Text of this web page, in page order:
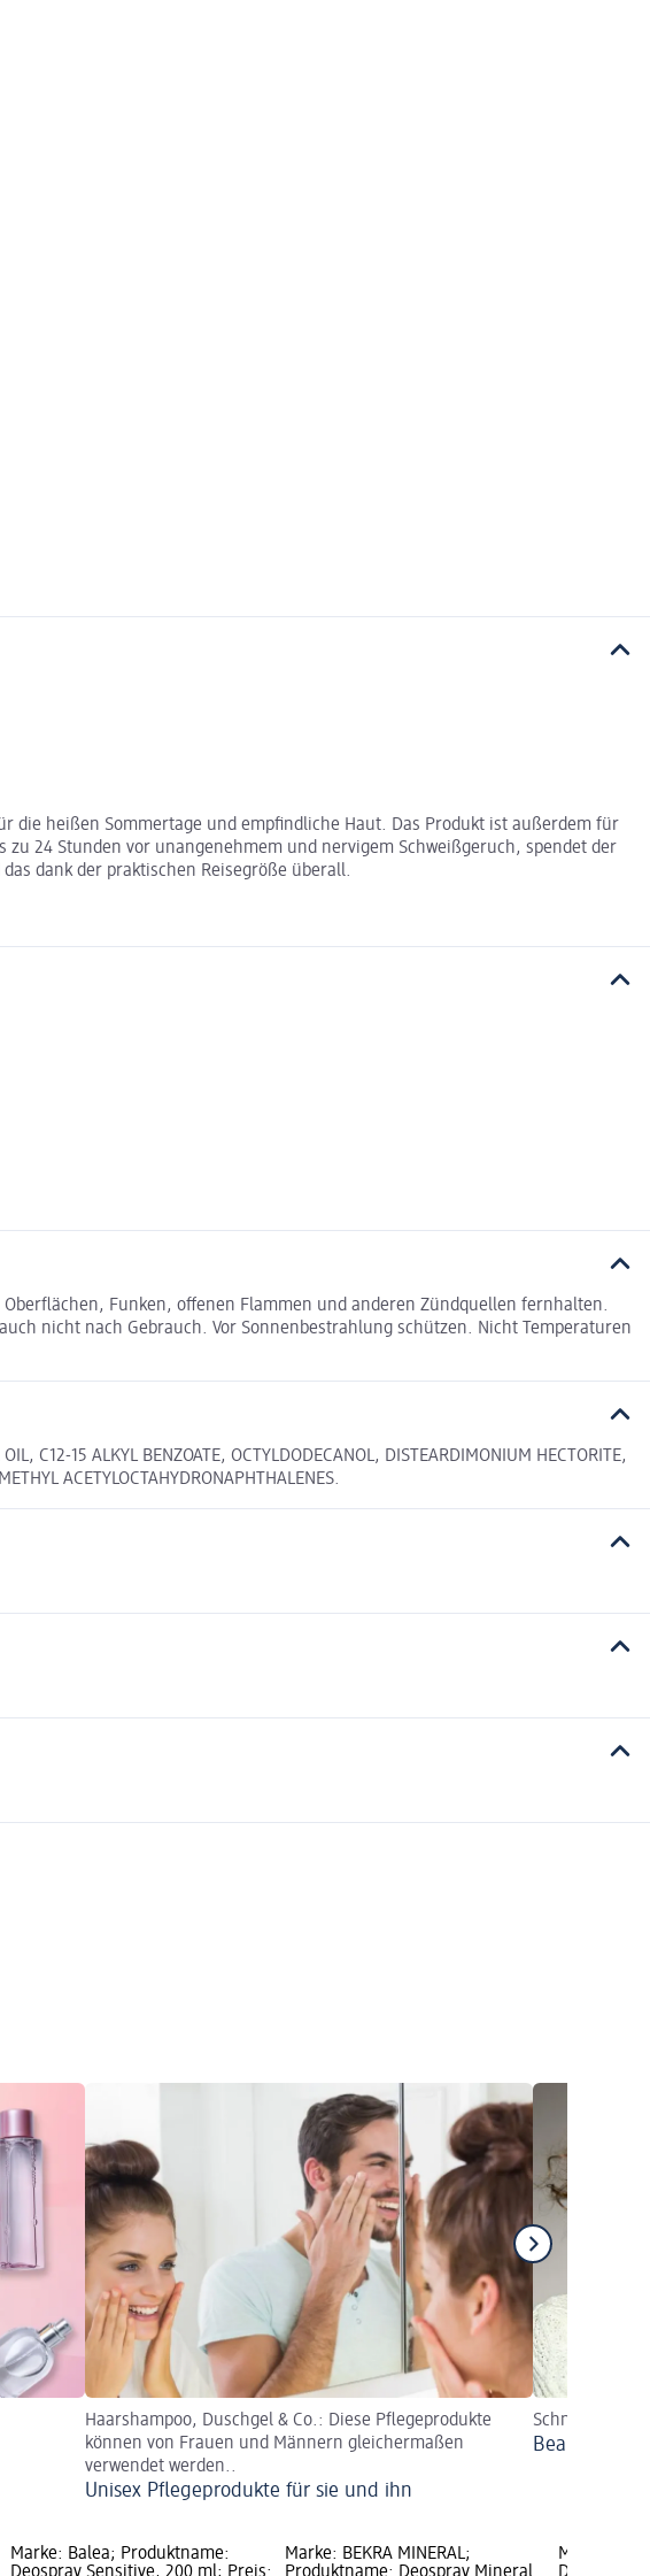
die heißen Sommertage und empfindliche Haut. Das Produkt ist außerdem für
24 Stunden vor unangenehmem und nervigem Schweißgeruch, spendet der
dank der praktischen Reisegröße überall.
Funken, offenen Flammen und anderen Zündquellen fernhalten.
nicht nach Gebrauch. Vor Sonnenbestrahlung schützen. Nicht Temperaturen
C12-15 ALKYL BENZOATE, OCTYLDODECANOL, DISTEARDIMONIUM HECTORITE,
ACETYLOCTAHYDRONAPHTHALENES.
Haarshampoo, Duschgel & Co.: Diese Pflegeprodukte
können von Frauen und Männern gleichermaßen
verwendet werden..
Unisex Pflegeprodukte für sie und ihn
Schnelle
Beauty
Marke: Balea; Produktname:
Marke: BEKRA MINERAL;
Marke: